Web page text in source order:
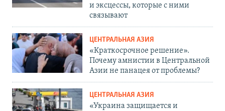
и эксцессы, которые с ними
связывают
ЦЕНТРАЛЬНАЯ АЗИЯ
«Краткосрочное решение».
Почему амнистии в Центральной
Азии не панацея от проблемы?
ЦЕНТРАЛЬНАЯ АЗИЯ
«Украина защищается и